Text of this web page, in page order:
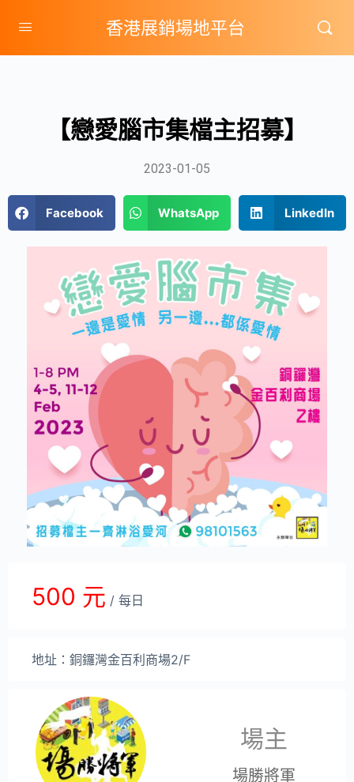
香港展銷場地平台
【戀愛腦市集檔主招募】
2023-01-05
Facebook WhatsApp LinkedIn
500 元 / 每日
地址：銅鑼灣金百利商場2/F
場主
場勝將軍